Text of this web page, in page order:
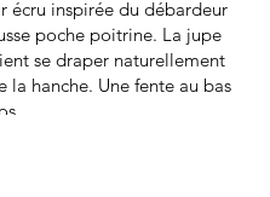
écru inspirée du débardeur
poche poitrine. La jupe
se draper naturellement
la hanche. Une fente au bas